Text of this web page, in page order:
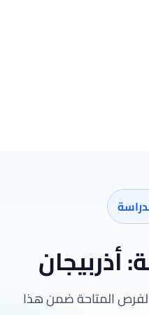
أذربيجان
المتاحة ضمن هذا